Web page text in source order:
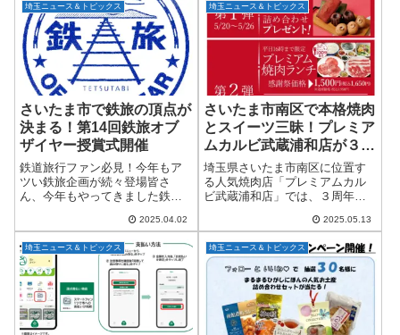
埼玉ニュース＆トピックス
さいたま市で鉄旅の頂点が
決まる！第14回鉄旅オブ
ザイヤー授賞式開催
鉄道旅行ファン必見！今年もア
ツい鉄旅企画が続々登場皆さ
ん、今年もやってきました鉄旅
ー」！2025年4月16日（水）
13:30より、さいたま市大宮区の
「鉄道博物館（通称：てっぱ
く）」にて結...
2025.04.02
埼玉ニュース＆トピックス
さいたま市南区で本格焼肉
とスイーツ三昧！プレミア
ムカルビ武蔵浦和店が３周
年感謝祭を開催
埼玉県さいたま市南区に位置す
る人気焼肉店「プレミアムカル
ビ武蔵浦和店」では、３周年を
催中です！厳選された上質なお
ーツビュッフェのような本格デ
ザート＆ジェラートま...
2025.05.13
埼玉ニュース＆トピックス 埼玉ニュース＆トピックス